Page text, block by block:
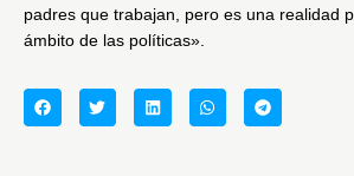
padres que trabajan, pero es una realidad
ámbito de las políticas».